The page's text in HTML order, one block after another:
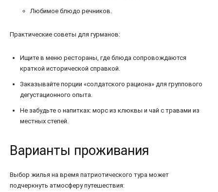
Любимое блюдо речников.
Практические советы для гурманов:
Ищите в меню рестораны, где блюда сопровождаются
краткой исторической справкой.
Заказывайте порции «солдатского рациона» для группового
дегустационного опыта.
Не забудьте о напитках: морс из клюквы и чай с травами из
местных степей.
Варианты проживания
Выбор жилья на время патриотического тура может
подчеркнуть атмосферу путешествия: